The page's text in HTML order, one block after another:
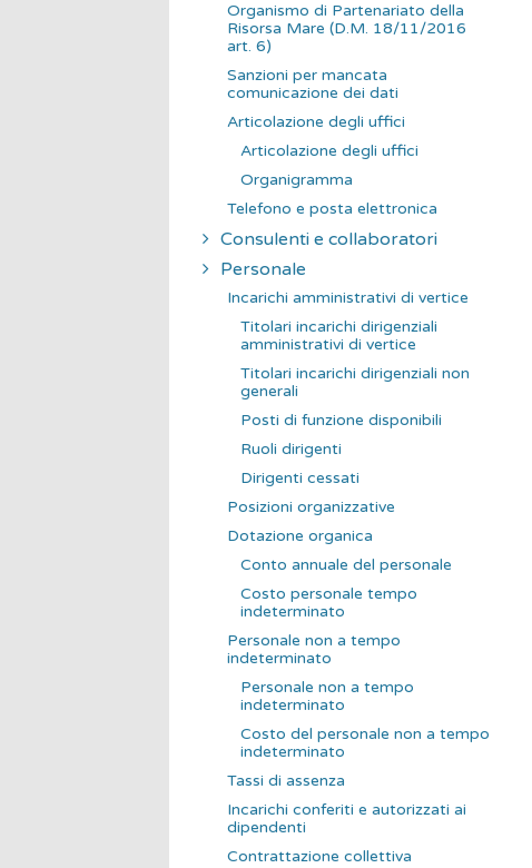
Organismo di Partenariato della
Risorsa Mare (D.M. 18/11/2016
art. 6)
Sanzioni per mancata
comunicazione dei dati
Articolazione degli uffici
Articolazione degli uffici
Organigramma
Telefono e posta elettronica
Consulenti e collaboratori
Personale
Incarichi amministrativi di vertice
Titolari incarichi dirigenziali
amministrativi di vertice
Titolari incarichi dirigenziali non
generali
Posti di funzione disponibili
Ruoli dirigenti
Dirigenti cessati
Posizioni organizzative
Dotazione organica
Conto annuale del personale
Costo personale tempo
indeterminato
Personale non a tempo
indeterminato
Personale non a tempo
indeterminato
Costo del personale non a tempo
indeterminato
Tassi di assenza
Incarichi conferiti e autorizzati ai
dipendenti
Contrattazione collettiva